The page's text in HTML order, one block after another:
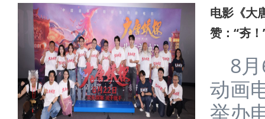
电影《大
赞：“夯！
8月
动画
举办